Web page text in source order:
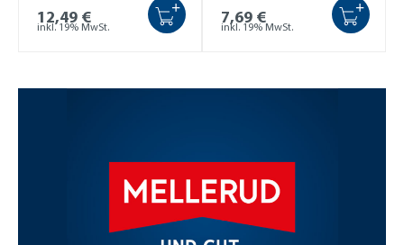
12,49 €
inkl. 19% MwSt.
+ 7,69 €
inkl. 19% MwSt.
+